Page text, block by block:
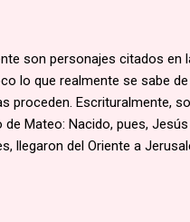
son personajes citados en
lo que realmente se sabe
proceden. Escrituralmente,
de Mateo: Nacido, pues,
llegaron del Oriente a
sus tesoros, le ofrecieron